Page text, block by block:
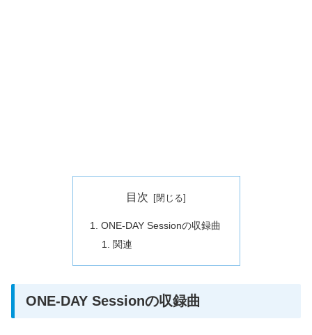
目次
ONE-DAY Sessionの収録曲
関連
ONE-DAY Sessionの収録曲